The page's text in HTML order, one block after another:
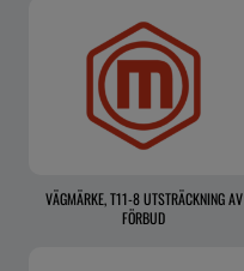
VÄGMÄRKE, T11-8 UTSTRÄCKNING AV
FÖRBUD